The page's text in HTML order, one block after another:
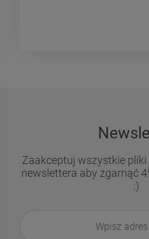
Zaakceptuj wszystkie pliki
newslettera aby zgarnąć
:)